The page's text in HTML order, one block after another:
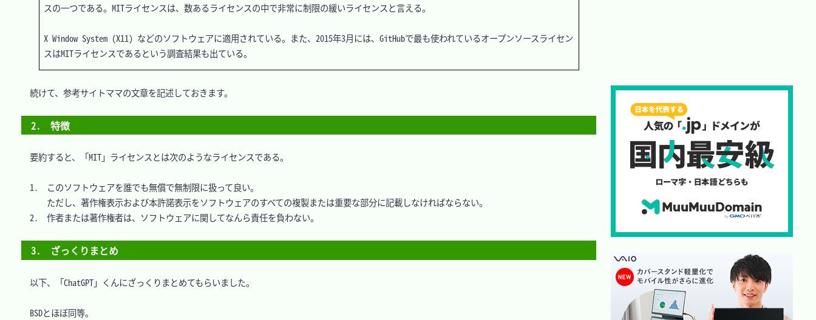
スの一つである。MITライセンスは、数あるライセンスの中で非常に制限の緩いライセンスと言える。
X Window System (X11) などのソフトウェアに適用されている。また、2015年3月には、GitHubで最も使われているオープンソースライセン
続けて、参考サイトママの文章を記述しておきます。
2.　特徴
要約すると、「MIT」ライセンスとは次のようなライセンスである。
1.　このソフトウェアを誰でも無償で無制限に扱って良い。
ただし、著作権表示および本許諾表示をソフトウェアのすべての複製または重要な部分に記載しなければならない。
2.　作者または著作権者は、ソフトウェアに関してなんら責任を負わない。
3.　ざっくりまとめ
以下、「ChatGPT」くんにざっくりまとめてもらいました。
BSDとほぼ同等。